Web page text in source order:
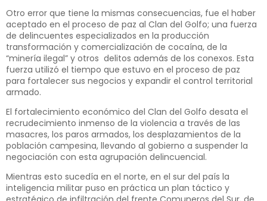
Otro error que tiene la mismas consecuencias, fue el haber
aceptado en el proceso de paz al Clan del Golfo; una fuerza
de delincuentes especializados en la producción
transformación y comercialización de cocaína, de la
“minería ilegal” y otros delitos además de los conexos. Esta
fuerza utilizó el tiempo que estuvo en el proceso de paz
para fortalecer sus negocios y expandir el control territorial
armado.
El fortalecimiento económico del Clan del Golfo desata el
recrudecimiento inmenso de la violencia a través de las
masacres, los paros armados, los desplazamientos de la
población campesina, llevando al gobierno a suspender la
negociación con esta agrupación delincuencial.
Mientras esto sucedía en el norte, en el sur del país la
inteligencia militar puso en práctica un plan táctico y